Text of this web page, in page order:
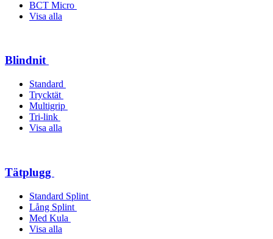
BCT Micro
Visa alla
Blindnit
Standard
Trycktät
Multigrip
Tri-link
Visa alla
Tätplugg
Standard Splint
Lång Splint
Med Kula
Visa alla